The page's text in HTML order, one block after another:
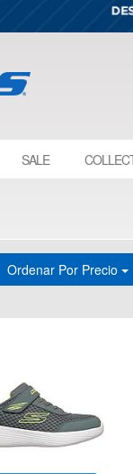
SALE
Ordenar Por Precio